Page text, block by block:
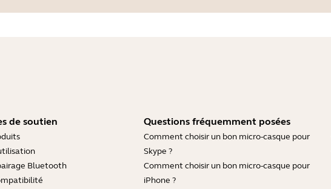
de soutien
Bluetooth
Questions fréquemment posées
Comment choisir un bon micro-casque pour
Skype ?
Comment choisir un bon micro-casque pour
iPhone ?